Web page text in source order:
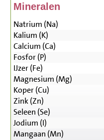
Mineralen
Natrium (Na)
Kalium (K)
Calcium (Ca)
Fosfor (P)
IJzer (Fe)
Magnesium (Mg)
Koper (Cu)
Zink (Zn)
Seleen (Se)
Jodium (I)
Mangaan (Mn)
Zitten, tv kijken